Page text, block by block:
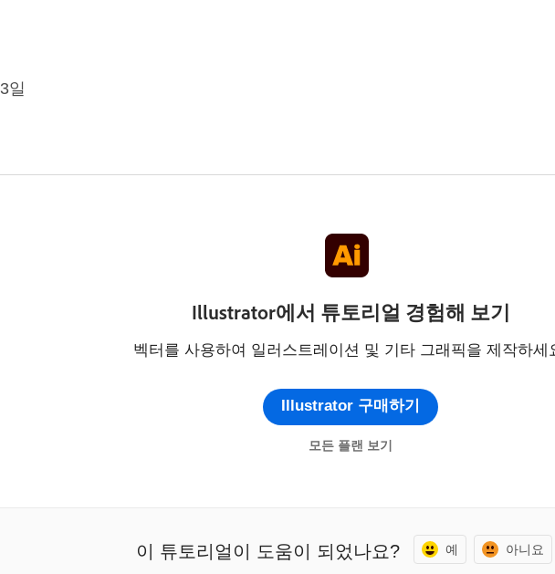
일
Illustrator에서 튜토리얼 경험해 보기
벡터를 사용하여 일러스트레이션 및 기타 그래픽을 제작하세
Illustrator 구매하기
모든 플랜 보기
이 튜토리얼이 도움이 되었나요? 예 아니요